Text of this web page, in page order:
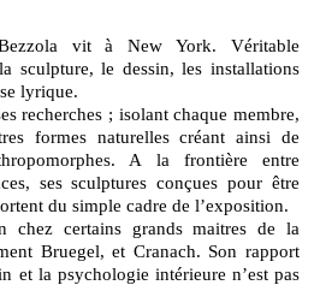
vit à New York. Véritable
sculpture, le dessin, les installations
lyrique.
recherches ; isolant chaque membre,
formes naturelles créant ainsi de
A la frontière entre
ses sculptures conçues pour être
du simple cadre de l’exposition.
chez certains grands maitres de la
Bruegel, et Cranach. Son rapport
et la psychologie intérieure n’est pas